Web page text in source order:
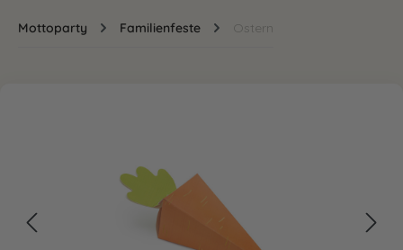
Mottoparty Familienfeste Ostern